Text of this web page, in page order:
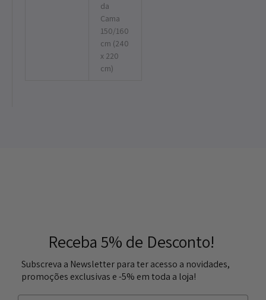
da
Cama
150/160
cm (240
x 220
cm)
Receba 5% de Desconto!
Subscreva a Newsletter para ter acesso a novidades,
promoções exclusivas e -5% em toda a loja!